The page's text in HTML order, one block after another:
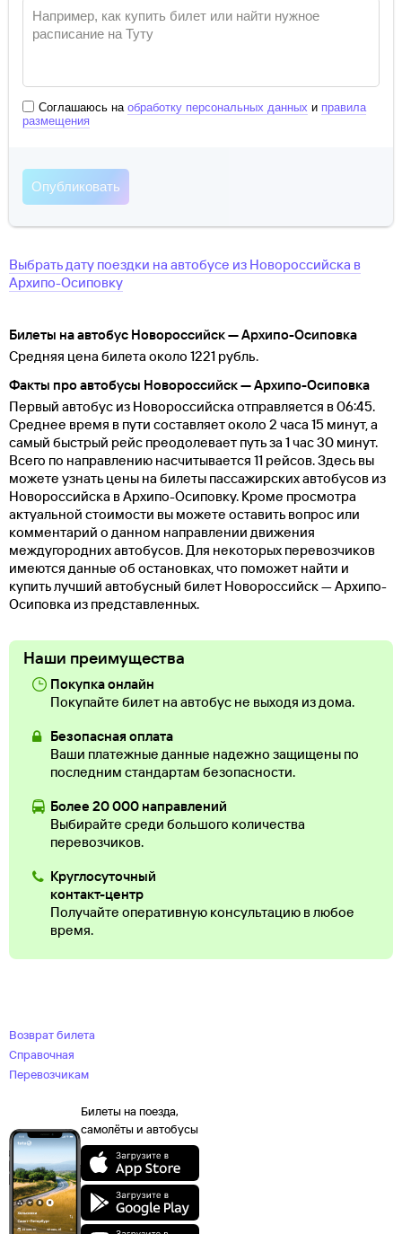
Соглашаюсь на обработку персональных данных и правила
размещения
Выбрать дату поездки на автобусе из Новороссийска в
Архипо-Осиповку
Билеты на автобус Новороссийск — Архипо-Осиповка
Средняя цена билета около 1221 рубль.
Факты про автобусы Новороссийск — Архипо-Осиповка
Первый автобус из Новороссийска отправляется в 06:45.
Среднее время в пути составляет около 2 часа 15 минут, а
самый быстрый рейс преодолевает путь за 1 час 30 минут.
Всего по направлению насчитывается 11 рейсов. Здесь вы
можете узнать цены на билеты пассажирских автобусов из
Новороссийска в Архипо-Осиповку. Кроме просмотра
актуальной стоимости вы можете оставить вопрос или
комментарий о данном направлении движения
междугородних автобусов. Для некоторых перевозчиков
имеются данные об остановках, что поможет найти и
купить лучший автобусный билет Новороссийск — Архипо-
Осиповка из представленных.
Наши преимущества
Покупка онлайн
Покупайте билет на автобус не выходя из дома.
Безопасная оплата
Ваши платежные данные надежно защищены по
последним стандартам безопасности.
Более 20 000 направлений
Выбирайте среди большого количества
перевозчиков.
Круглосуточный
контакт-центр
Получайте оперативную консультацию в любое
время.
Возврат билета
Справочная
Перевозчикам
Билеты на поезда,
самолёты и автобусы